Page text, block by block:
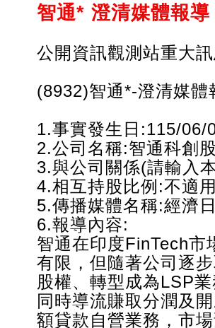
智通* 澄清媒體報導
公開資訊觀測站重大
(8932)智通*-澄清媒體
1.事實發生日:115/06/
2.公司名稱:智通科創
3.與公司關係(請輸入
4.相互持股比例:不適
5.傳播媒體名稱:經濟
6.報導內容:
智通在印度FinTech市
有限，但隨著公司逐
股權、轉型成為LSP
同時導流賺取分潤及
額貸款自營業務，市